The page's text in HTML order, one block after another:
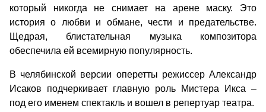
который никогда не снимает на арене маску. Это
история о любви и обмане, чести и предательстве.
Щедрая, блистательная музыка композитора
обеспечила ей всемирную популярность.
В челябинской версии оперетты режиссер Александр
Исаков подчеркивает главную роль Мистера Икса –
под его именем спектакль и вошел в репертуар театра.